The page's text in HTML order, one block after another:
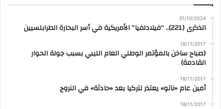
31/10/2024
الذكرى (221).. “فيلادلفيا” الأمريكية في أسر البحارة الطرابلسيين
18/11/2017
(صباح ساخن بالمؤتمر الوطني العام الليبي بسبب جولة الحوار
القادمة)
18/11/2017
أمين عام «ناتو» يعتذر لتركيا بعد «حادثة» في النروج
18/11/2017